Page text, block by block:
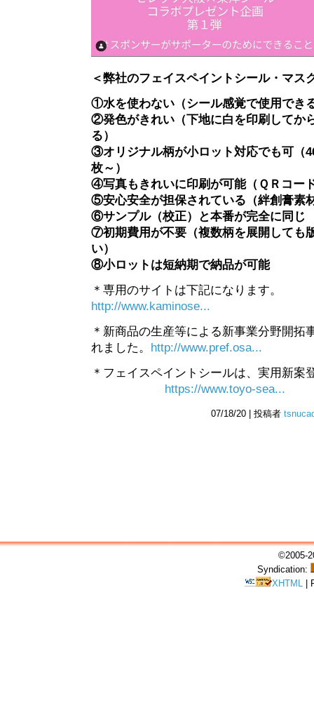
＜弊社のフェイスペイントシール・マス
①水を使わない（シール感覚で使用でき
②発色がきれい（下地に白を印刷してか
る）
③オリジナル柄が小ロット対応でも可（
枚～）
④写真もきれいに印刷が可能（ＱＲコー
⑤安心安全が担保されている（絆創膏素
⑥サンプル（校正）と本番が完全に同じ
⑦初期費用が不要（複数柄を展開しても
い）
⑧小ロットは短納期で納品が可能
＊専用のサイトは下記になります。
http://www.kaminose...
＊新商品の生産等による新事業分野開拓
れました。 http://www.pref.osa...
＊フェイスペイントシールは、実
https://www.toyo-sea...
07/18/20 | 投稿者
©2005-
Syndication:
XHTML